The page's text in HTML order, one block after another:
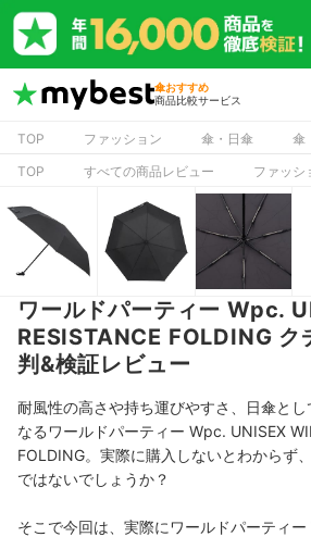
傘おすすめ
商品比較サービス
TOP ファッション 傘・日傘 傘
TOP
すべての商品レビュー ファッシ
ワールドパーティー Wpc.
RESISTANCE FOLDING ク
判&検証レビュー
耐風性の高さや持ち運びやすさ、日傘と
なるワールドパーティー Wpc. UNISEX
FOLDING。実際に購入しないとわからず
ではないでしょうか？
そこで今回は、実際にワールドパーティ